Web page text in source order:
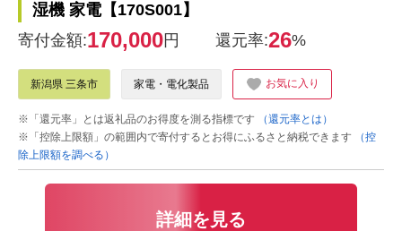
湿機 家電【170S001】
寄付金額:170,000円 還元率:26%
新潟県 三条市 家電・電化製品 お気に入り
※「還元率」とは返礼品のお得度を測る指標です
（還元率とは）
※「控除上限額」の範囲内で寄付するとお得にふるさと納税できます
（控
除上限額を調べる）
詳細を見る